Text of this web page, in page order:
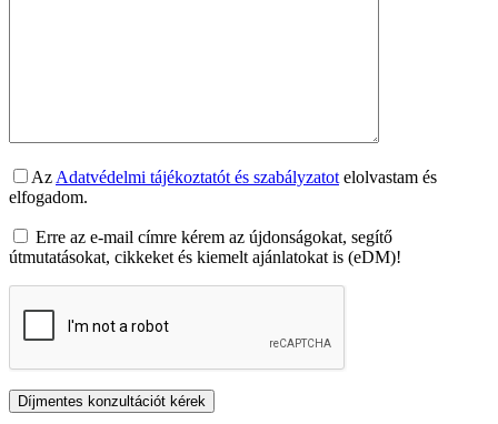
Az Adatvédelmi tájékoztatót és szabályzatot elolvastam és
elfogadom.
Erre az e-mail címre kérem az újdonságokat, segítő
útmutatásokat, cikkeket és kiemelt ajánlatokat is (eDM)!